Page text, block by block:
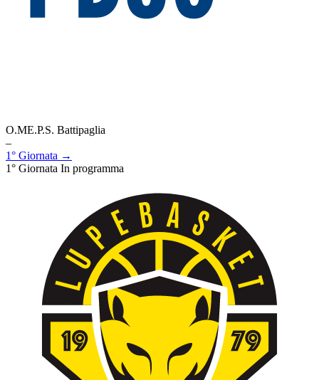
O.ME.P.S. Battipaglia
–
1° Giornata →
1° Giornata In programma